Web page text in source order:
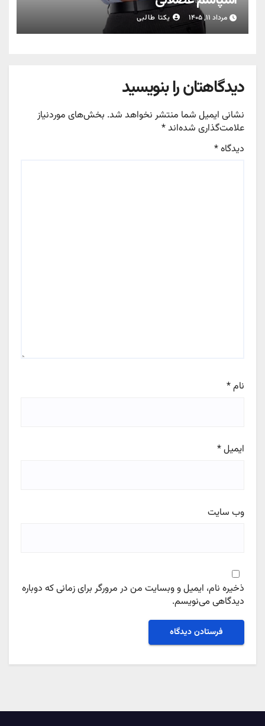
مرداد ۱۱, ۱۴۰۵ یکتا طالبی
دیدگاهتان را بنویسید
نشانی ایمیل شما منتشر نخواهد شد. بخش‌های موردنیاز
علامت‌گذاری شده‌اند*
دیدگاه*
نام*
ایمیل*
وب‌ سایت
ذخیره نام، ایمیل و وبسایت من در مرورگر برای زمانی که دوباره
دیدگاهی می‌نویسم.